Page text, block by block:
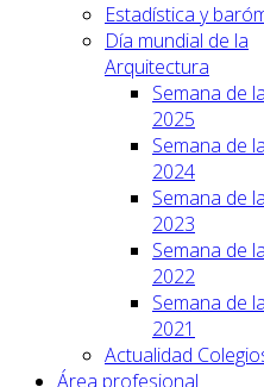
Estadística y
Día mundial de la
Arquitectura
Semana de
2025
Semana de
2024
Semana de
2023
Semana de
2022
Semana de
2021
Actualidad
Área profesional